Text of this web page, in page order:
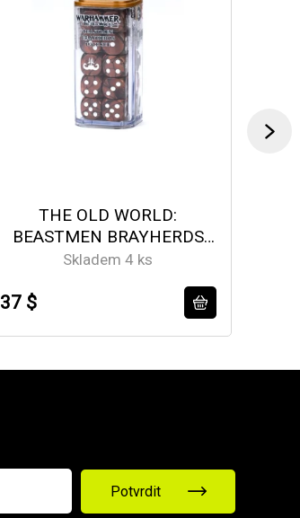
THE OLD WORLD:
BEASTMEN BRAYHERDS
DICE
Skladem 4 ks
37 $
Potvrdit